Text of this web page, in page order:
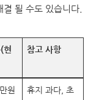
될 수도 있습니다.
현
참고 사항
원
휴지 과다, 초